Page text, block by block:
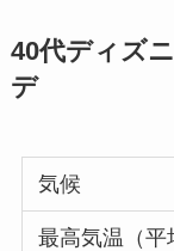
40代ディズ
デ
気候
最高気温（平